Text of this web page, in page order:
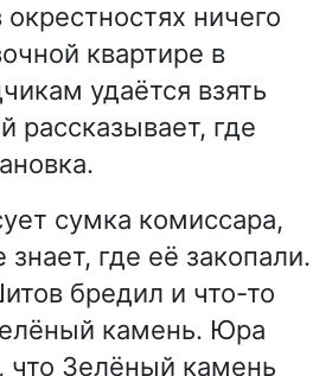
ничего
квартире в
удаётся взять
рассказывает, где
сумка комиссара,
где её закопали.
бредил и что-то
камень. Юра
что Зелёный камень